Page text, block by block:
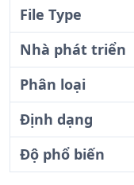
File Type
Nhà phát triển
Phân loại
Định dạng
Độ phổ biến